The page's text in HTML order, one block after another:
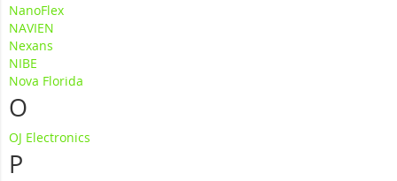
NanoFlex
NAVIEN
Nexans
NIBE
Nova Florida
O
OJ Electronics
P